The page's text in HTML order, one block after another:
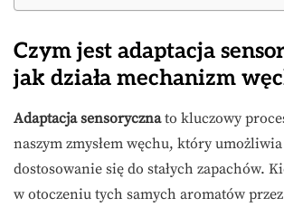
Czym jest adaptacja
jak działa mechanizm
Adaptacja sensorycznato kluczowy
naszym zmysłem węchu, który
dostosowanie się do stałych zapachów.
w otoczeniu tych samych aromatów przez